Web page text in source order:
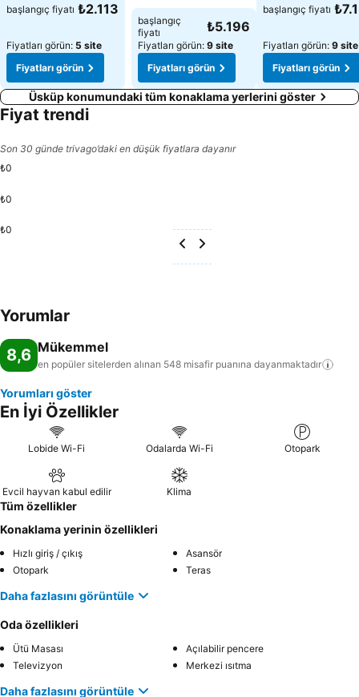
başlangıç fiyatı ₺2.113
Fiyatları görün: 5 site
Fiyatları görün
başlangıç
fiyatı
₺5.196
Fiyatları görün: 9 site
Fiyatları görün
başlangıç fiyatı
Fiyatları görün: 9 site
Fiyatları görün
Üsküp konumundaki tüm konaklama yerlerini göster
Fiyat trendi
Son 30 günde trivago’daki en düşük fiyatlara dayanır
₺0
₺0
₺0
Yorumlar
8,6 Mükemmel
en popüler sitelerden alınan 548 misafir puanına dayanmaktadır
Yorumları göster
En İyi Özellikler
Lobide Wi-Fi Odalarda Wi-Fi Otopark
Evcil hayvan kabul edilir Klima
Tüm özellikler
Konaklama yerinin özellikleri
Hızlı giriş / çıkış
Asansör
Otopark
Teras
Daha fazlasını görüntüle
Oda özellikleri
Ütü Masası
Açılabilir pencere
Televizyon
Merkezi ısıtma
Daha fazlasını görüntüle